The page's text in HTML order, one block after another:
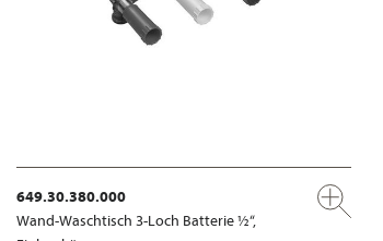
649.30.380.000
Wand-Waschtisch 3-Loch Batterie ½“,